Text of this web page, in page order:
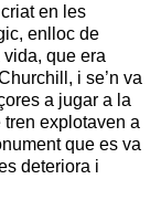
en les
enlloc de
vida, que era
i se’n va
a jugar a la
explotaven a
que es va
deteriora i